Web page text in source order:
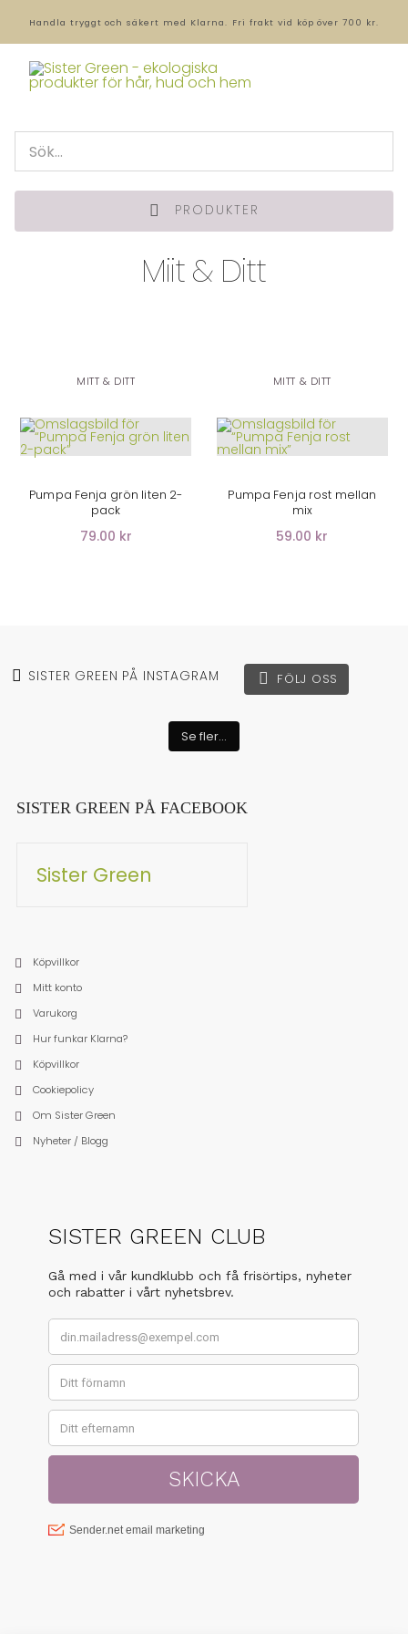
Handla tryggt och säkert med Klarna. Fri frakt vid köp över 700 kr.
PRODUKTER
Miit & Ditt
MITT & DITT
Pumpa Fenja grön liten 2-
pack
79.00 kr
MITT & DITT
Pumpa Fenja rost mellan
mix
59.00 kr
SISTER GREEN PÅ INSTAGRAM FÖLJ OSS
Se fler...
SISTER GREEN PÅ FACEBOOK
Sister Green
Köpvillkor
Mitt konto
Varukorg
Hur funkar Klarna?
Köpvillkor
Cookiepolicy
Om Sister Green
Nyheter / Blogg